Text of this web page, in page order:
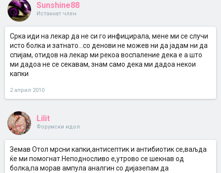
Sunshine88
Истакнат член
Срка иди на лекар да не си го инфицирала, мене ми се случи
исто болка и затнато...со денови не можев ни да јадам ни да
спијам, отидов на лекар ми рекоа воспаление дека е а што
ми дадоа не се секавам, знам само дека ми дадоа некои
капки
2 април 2010
Lilit
Форумски идол
Земав Отол мрсни капки,антисептик и антибиотик се,ваљда
ќе ми помогнат.Неподносливо е,утрово се шекнав од
болка,па морав ампула аналгин со дијазепам да